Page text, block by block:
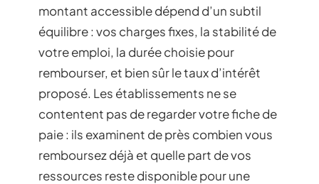
montant accessible dépend d’un subtil
équilibre : vos charges fixes, la stabilité de
votre emploi, la durée choisie pour
rembourser, et bien sûr le taux d’intérêt
proposé. Les établissements ne se
contentent pas de regarder votre fiche de
paie : ils examinent de près combien vous
remboursez déjà et quelle part de vos
ressources reste disponible pour une